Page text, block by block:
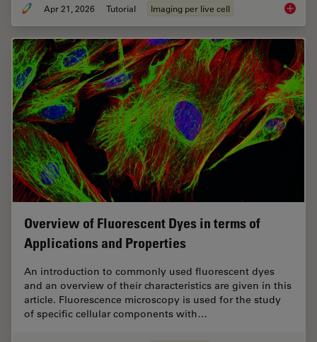
Apr 21, 2026 Tutorial Imaging per live cell
Overview of Fluorescent Dyes in terms of
Applications and Properties
An introduction to commonly used fluorescent dyes
and an overview of their characteristics are given in this
article. Fluorescence microscopy is used for the study
of specific cellular components with…